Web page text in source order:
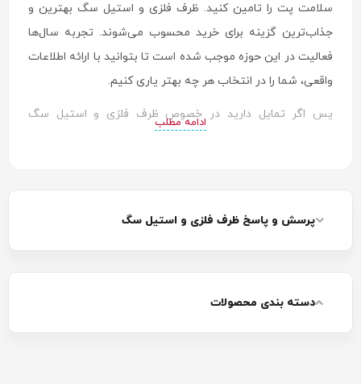
سلامت پت را تامین کنید. ظرف فلزی و استیل سگ بهترین و
جذاب‌ترین گزینه برای خرید محسوب می‌شوند. تجربه سال‌ها
فعالیت در این حوزه موجب شده است تا بتوانید با ارائه اطلاعات
واقعی، شما را در انتخاب هر چه بهتر یاری کنیم.
پس اگر تمایل دارید در خصوص ظرف فلزی و استیل سگ
ادامه مطلب
پرسش و پاسخ ظرف فلزی و استیل سگ
دسته بندی محصولات